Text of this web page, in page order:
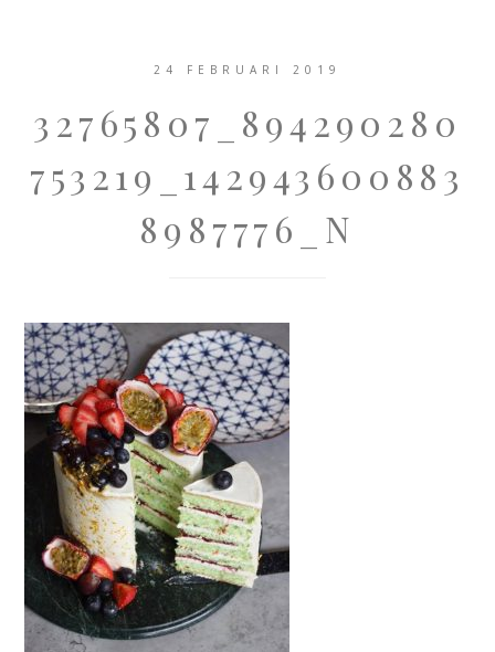
24 FEBRUARI 2019
32765807_894290280
753219_142943600883
8987776_N